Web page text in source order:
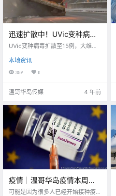
迅速扩散中！UVic变种病毒
扩散至15例！！大维地区周
诞！！
UVic变种病毒扩散至15例，大维地
本地资讯
359 0
温哥华岛传媒 4 年前
疫情｜温哥华岛疫情本周周
报！新冠疫苗可能会引发血
可能是因为很多人已经开始接种疫